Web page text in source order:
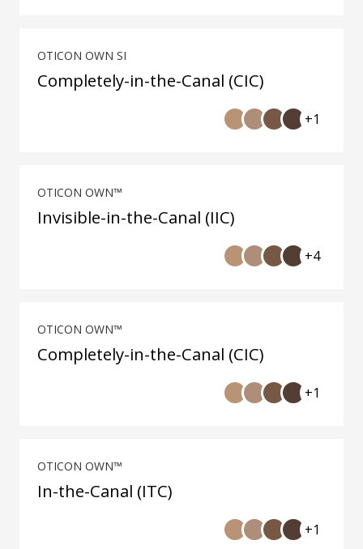
OTICON OWN SI
Completely-in-the-Canal (CIC)
+1
OTICON OWN™
Invisible-in-the-Canal (IIC)
+4
OTICON OWN™
Completely-in-the-Canal (CIC)
+1
OTICON OWN™
In-the-Canal (ITC)
+1